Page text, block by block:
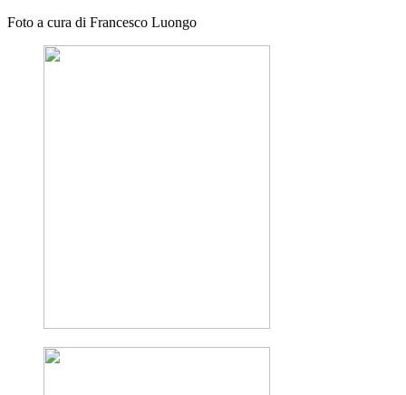
Foto a cura di Francesco Luongo